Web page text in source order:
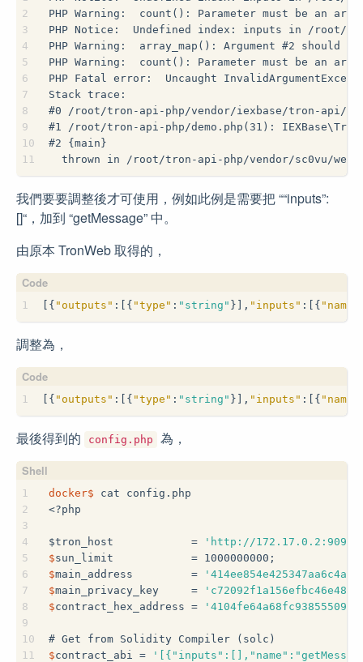
2
3
4
5
6
7
8
9
10
11
PHP Warning:  count(): Parameter must be an
PHP Notice:  Undefined index: inputs in /root/
PHP Warning:  array_map(): Argument #2
PHP Warning:  count(): Parameter must be an
PHP Fatal error:  Uncaught
Stack trace:
#0 /root/tron-api-php/vendor/iexbase/tron-api/
#1 /root/tron-api-php/demo.php(31):
#2 {main}
thrown in /root/tron-api-php/vendor/sc0vu/
我們要要調整後才可使用，例如此例是需要把 ““inputs”:
[]“，加到 “getMessage” 中。
由原本 TronWeb 取得的，
1 [{ "outputs" :[{ "type" : "string" }], "inputs" :[{ "name"
調整為，
1 [{ "outputs" :[{ "type" : "string" }], "inputs" :[{ "name"
最後得到的 config.php 為，
1
2
3
4
5
6
7
8
9
10
11
docker$ cat config.php
<?php
$tron_host            = 'http://172.17.0.2:9090'
$sun_limit            = 1000000000;
$main_address         =
$main_privacy_key     =
$contract_hex_address =
# Get from Solidity Compiler (solc)
$contract_abi =